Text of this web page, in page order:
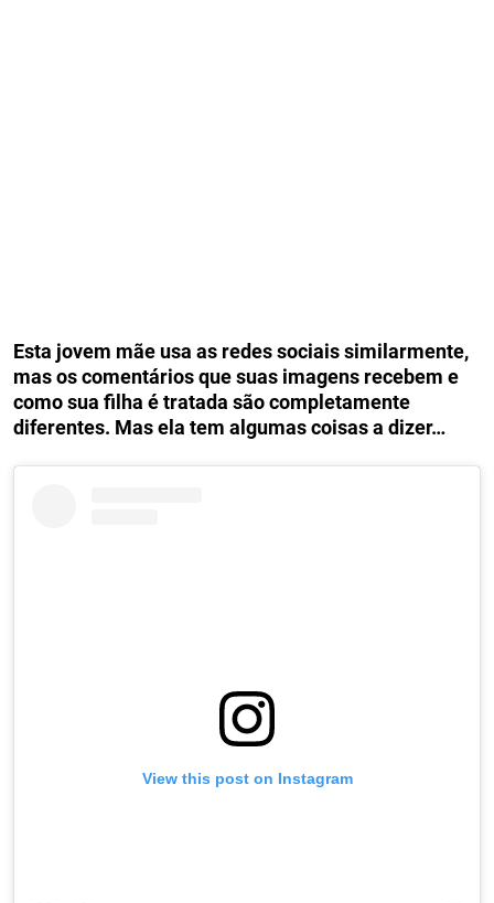
Esta jovem mãe usa as redes sociais similarmente,
mas os comentários que suas imagens recebem e
como sua filha é tratada são completamente
diferentes. Mas ela tem algumas coisas a dizer…
View this post on Instagram